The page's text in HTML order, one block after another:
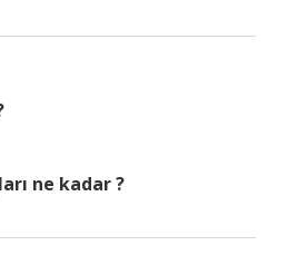
ne kadar ?